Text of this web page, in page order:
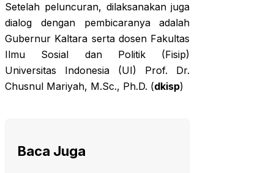
Setelah peluncuran, dilaksanakan juga
dialog dengan pembicaranya adalah
Gubernur Kaltara serta dosen Fakultas
Ilmu Sosial dan Politik (Fisip)
Universitas Indonesia (UI) Prof. Dr.
Chusnul Mariyah, M.Sc., Ph.D. (dkisp)
Baca Juga